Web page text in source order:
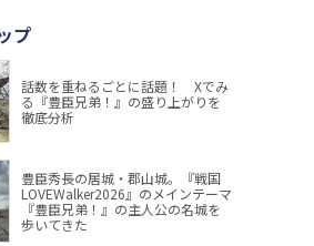
プ
話数を重ねるごとに話題！ Xでみ
る『豊臣兄弟！』の盛り上がりを
徹底分析
豊臣秀長の居城・郡山城。『戦国
LOVEWalker2026』のメインテーマ
『豊臣兄弟！』の主人公の名城を
歩いてきた